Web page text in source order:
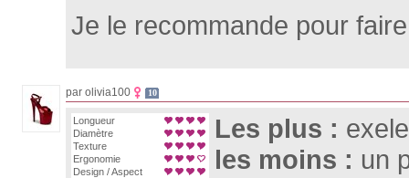
Je le recommande pour
par olivia100 10
Longueur
Diamètre
Texture
Ergonomie
Design / Aspect
Les plus :
les moins : un